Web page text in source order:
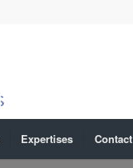
Expertises Contact